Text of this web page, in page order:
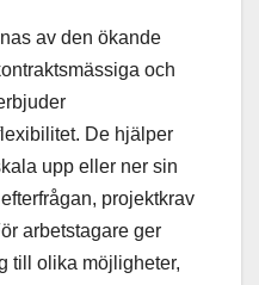
av den ökande
och
De hjälper
upp eller ner sin
projektkrav
arbetstagare ger
till olika möjligheter,